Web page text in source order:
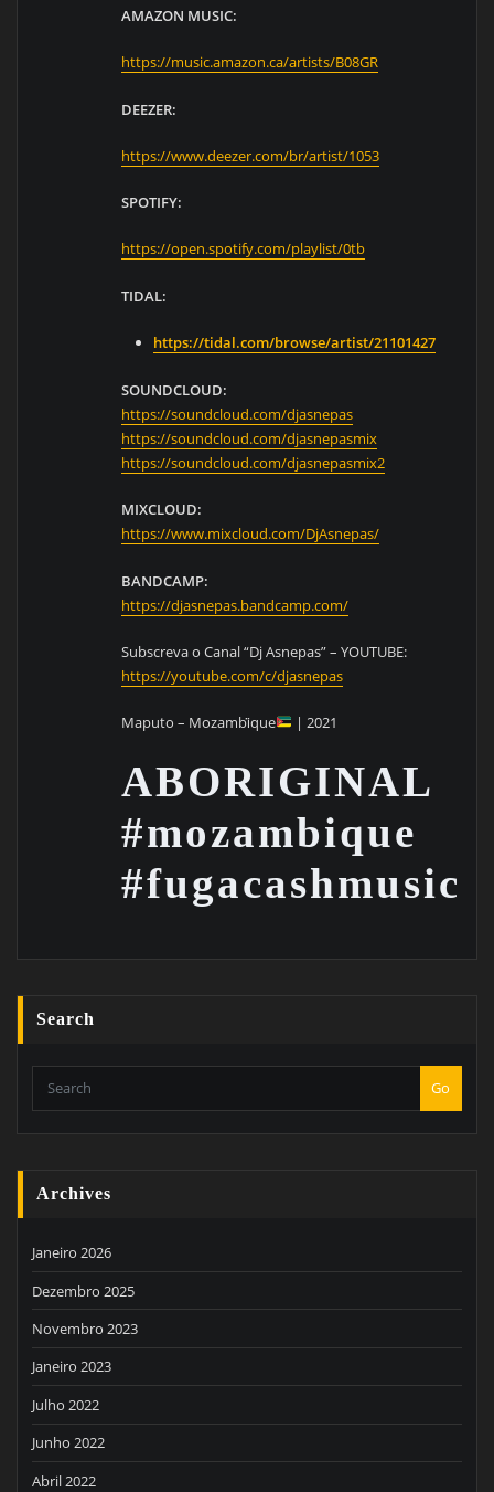
AMAZON MUSIC:
https://music.amazon.ca/artists/B08GR
DEEZER:
https://www.deezer.com/br/artist/1053
SPOTIFY:
https://open.spotify.com/playlist/0tb
TIDAL:
https://tidal.com/browse/artist/21101427
SOUNDCLOUD:
https://soundcloud.com/djasnepas
https://soundcloud.com/djasnepasmix
https://soundcloud.com/djasnepasmix2
MIXCLOUD:
https://www.mixcloud.com/DjAsnepas/
BANDCAMP:
https://djasnepas.bandcamp.com/
Subscreva o Canal “Dj Asnepas” – YOUTUBE:
https://youtube.com/c/djasnepas
Maputo – Mozambi̇que | 2021
ABORIGINAL
#mozambique
#fugacashmusic
Search
Go
Archives
Janeiro 2026
Dezembro 2025
Novembro 2023
Janeiro 2023
Julho 2022
Junho 2022
Abril 2022